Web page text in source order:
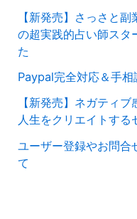
【新発売】さっさと
の超実践的占い師スタ
た
Paypal完全対応＆手
【新発売】ネガティ
人生をクリエイトする
ユーザー登録やお問合
て